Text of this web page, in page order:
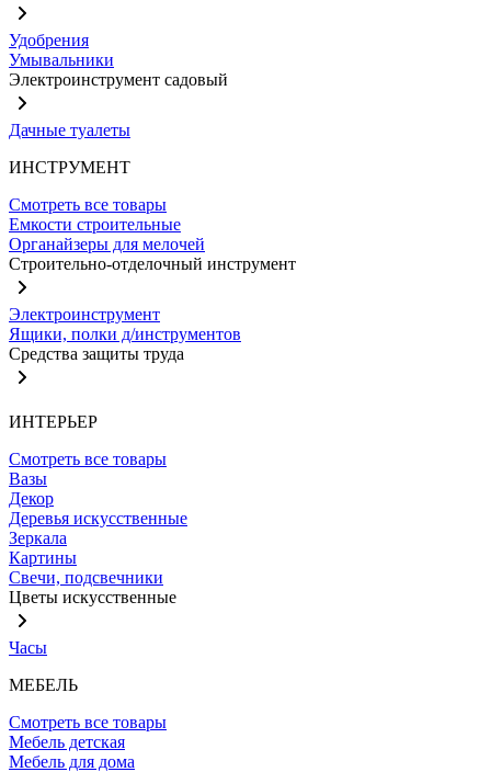
Удобрения
Умывальники
Электроинструмент садовый
Дачные туалеты
ИНСТРУМЕНТ
Смотреть все товары
Емкости строительные
Органайзеры для мелочей
Строительно-отделочный инструмент
Электроинструмент
Ящики, полки д/инструментов
Средства защиты труда
ИНТЕРЬЕР
Смотреть все товары
Вазы
Декор
Деревья искусственные
Зеркала
Картины
Свечи, подсвечники
Цветы искусственные
Часы
МЕБЕЛЬ
Смотреть все товары
Мебель детская
Мебель для дома